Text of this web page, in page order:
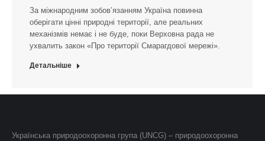
За міжнародним зобов’язанням Україна повинна
оберігати цінні природні території, але реальних
механізмів немає і не буде, поки Верховна рада не
ухвалить закон «Про території Смарагдової мережі».
Детальніше
Українська природоохоронна група (UNCG) – природоохоронна